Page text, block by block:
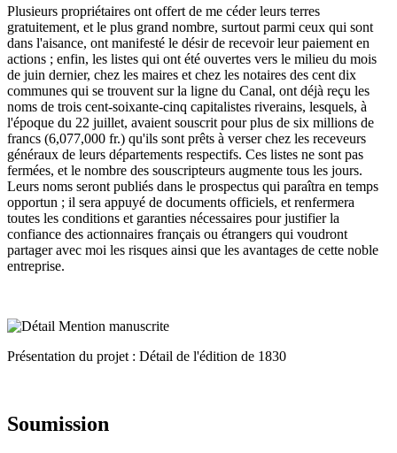
Plusieurs propriétaires ont offert de me céder leurs terres
gratuitement, et le plus grand nombre, surtout parmi ceux qui sont
dans l'aisance, ont manifesté le désir de recevoir leur paiement en
actions ; enfin, les listes qui ont été ouvertes vers le milieu du mois
de juin dernier, chez les maires et chez les notaires des cent dix
communes qui se trouvent sur la ligne du Canal, ont déjà reçu les
noms de trois cent-soixante-cinq capitalistes riverains, lesquels, à
l'époque du 22 juillet, avaient souscrit pour plus de six millions de
francs (6,077,000 fr.) qu'ils sont prêts à verser chez les receveurs
généraux de leurs départements respectifs. Ces listes ne sont pas
fermées, et le nombre des souscripteurs augmente tous les jours.
Leurs noms seront publiés dans le prospectus qui paraîtra en temps
opportun ; il sera appuyé de documents officiels, et renfermera
toutes les conditions et garanties nécessaires pour justifier la
confiance des actionnaires français ou étrangers qui voudront
partager avec moi les risques ainsi que les avantages de cette noble
entreprise.
Présentation du projet : Détail de l'édition de 1830
Soumission